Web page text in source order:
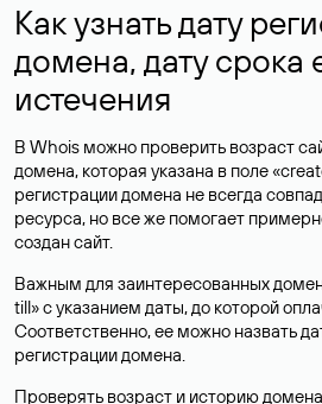
Как узнать дату
домена, дату срока
истечения
В Whois можно проверить возраст
домена, которая указана в поле
регистрации домена не всегда
ресурса, но все же помогает
создан сайт.
Важным для заинтересованных
till» с указанием даты, до которой
Соответственно, ее можно назвать
регистрации домена.
Проверять возраст и историю